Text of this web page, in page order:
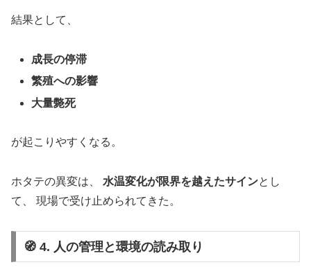
結果として、
成長の停滞
繁殖への影響
大量斃死
が起こりやすくなる。
ホタテの異変は、 水温変化が限界を越えたサインとし
て、 現場で受け止められてきた。
🧭 4. 人の管理と環境の読み取り